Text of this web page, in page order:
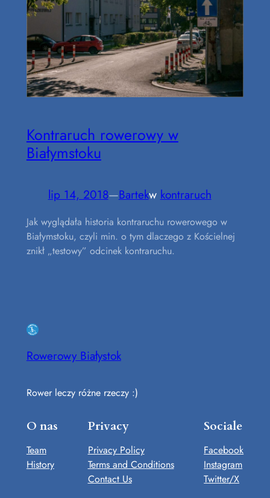
Kontraruch rowerowy w
Białymstoku
lip 14, 2018—Bartekw kontraruch
Jak wyglądała historia kontraruchu rowerowego w
Białymstoku, czyli min. o tym dlaczego z Kościelnej
znikł „testowy” odcinek kontraruchu.
Rowerowy Białystok
Rower leczy różne rzeczy :)
O nas
Team
History
Privacy
Privacy Policy
Terms and Conditions
Contact Us
Sociale
Facebook
Instagram
Twitter/X